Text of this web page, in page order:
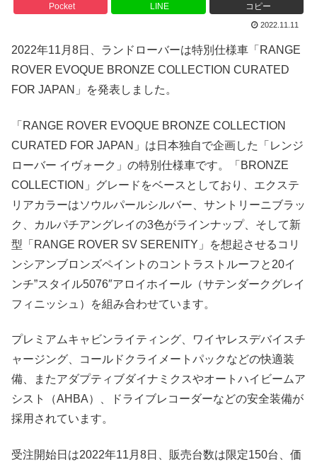
Pocket LINE コピー
2022.11.11
2022年11月8日、ランドローバーは特別仕様車「RANGE
ROVER EVOQUE BRONZE COLLECTION CURATED
FOR JAPAN」を発表しました。
「RANGE ROVER EVOQUE BRONZE COLLECTION
CURATED FOR JAPAN」は日本独自で企画した「レンジ
ローバー イヴォーク」の特別仕様車です。「BRONZE
COLLECTION」グレードをベースとしており、エクステ
リアカラーはソウルパールシルバー、サントリーニブラッ
ク、カルパチアングレイの3色がラインナップ、そして新
型「RANGE ROVER SV SERENITY」を想起させるコリ
ンシアンブロンズペイントのコントラストルーフと20イ
ンチ”スタイル5076″アロイホイール（サテンダークグレイ
フィニッシュ）を組み合わせています。
プレミアムキャビンライティング、ワイヤレスデバイスチ
ャージング、コールドクライメートパックなどの快適装
備、またアダプティブダイナミクスやオートハイビームア
シスト（AHBA）、ドライブレコーダーなどの安全装備が
採用されています。
受注開始日は2022年11月8日、販売台数は限定150台、価